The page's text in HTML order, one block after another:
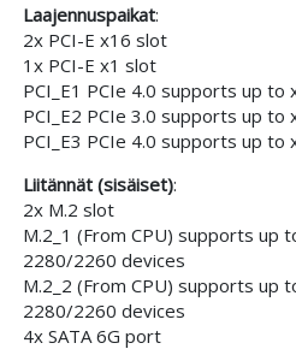
Laajennuspaikat:
2x PCI-E x16 slot
1x PCI-E x1 slot
PCI_E1 PCIe 4.0 supports up to
PCI_E2 PCIe 3.0 supports up to
PCI_E3 PCIe 4.0 supports up to
Liitännät (sisäiset):
2x M.2 slot
M.2_1 (From CPU) supports up
2280/2260 devices
M.2_2 (From CPU) supports up
2280/2260 devices
4x SATA 6G port